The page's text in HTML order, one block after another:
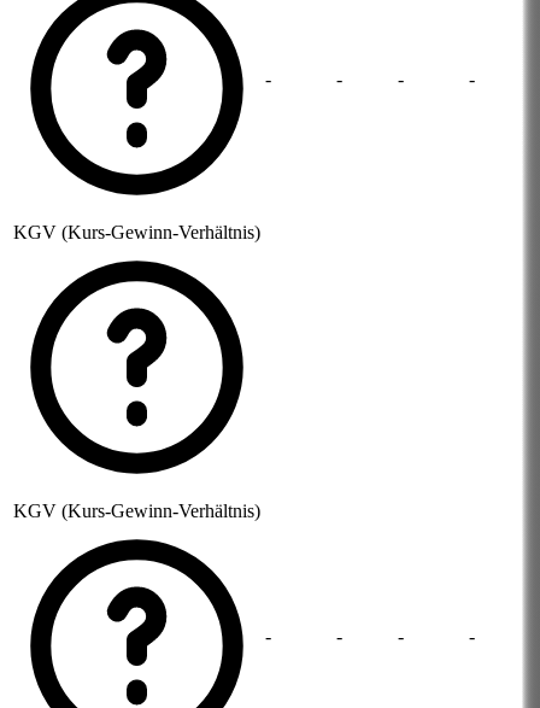
- - - -
KGV (Kurs-Gewinn-Verhältnis)
KGV (Kurs-Gewinn-Verhältnis)
- - - -